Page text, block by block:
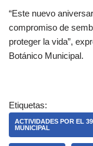
“Este nuevo
compromiso de
proteger la vida”,
Botánico Municipal.
Etiquetas:
ACTIVIDADES POR EL
MUNICIPAL